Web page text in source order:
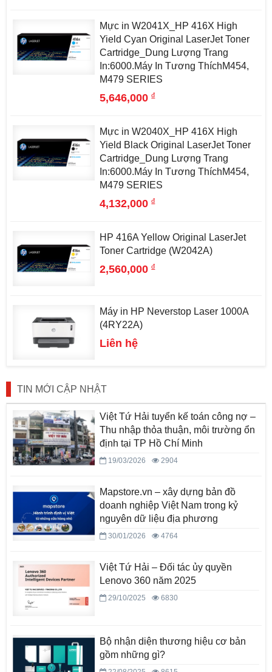
Mực in W2041X_HP 416X High
Yield Cyan Original LaserJet Toner
Cartridge_Dung Lượng Trang
In:6000.Máy In Tương ThíchM454,
M479 SERIES
5,646,000đ
Mực in W2040X_HP 416X High
Yield Black Original LaserJet Toner
Cartridge_Dung Lượng Trang
In:6000.Máy In Tương ThíchM454,
M479 SERIES
4,132,000đ
HP 416A Yellow Original LaserJet
Toner Cartridge (W2042A)
2,560,000đ
Máy in HP Neverstop Laser 1000A
(4RY22A)
Liên hệ
TIN MỚI CẬP NHẬT
Việt Tứ Hải tuyển kế toán công nợ –
Thu nhập thỏa thuận, môi trường ổn
định tại TP Hồ Chí Minh
19/03/2026 2904
Mapstore.vn – xây dựng bản đồ
doanh nghiệp Việt Nam trong kỷ
nguyên dữ liệu địa phương
30/01/2026 4764
Việt Tứ Hải – Đối tác ủy quyền
Lenovo 360 năm 2025
29/10/2025 6830
Bộ nhận diện thương hiệu cơ bản
gồm những gì?